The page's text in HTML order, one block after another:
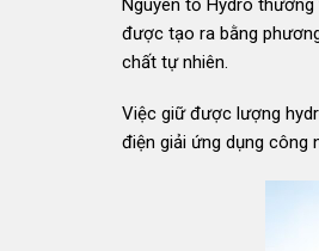
Nguyên tố Hydro
được tạo ra bằng
chất tự nhiên.
Việc giữ được lượng
điện giải ứng dụng công